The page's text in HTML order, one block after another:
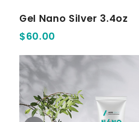
Gel Nano Silver 3.4oz
$60.00